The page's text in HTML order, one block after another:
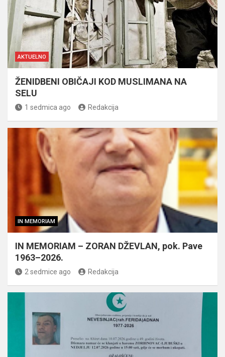
AKTUELNO
ŽENIDBENI OBIČAJI KOD MUSLIMANA NA
SELU
1 sedmica ago Redakcija
IN MEMORIAM
IN MEMORIAM – ZORAN DŽEVLAN, pok. Pave
1963–2026.
2 sedmice ago Redakcija